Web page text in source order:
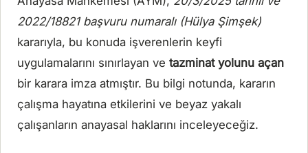
2022/18821 başvuru numaralı (Hülya Şimşek)
kararıyla, bu konuda işverenlerin keyfi
uygulamalarını sınırlayan ve tazminat yolunu açan
bir karara imza atmıştır. Bu bilgi notunda, kararın
çalışma hayatına etkilerini ve beyaz yakalı
çalışanların anayasal haklarını inceleyeceğiz.